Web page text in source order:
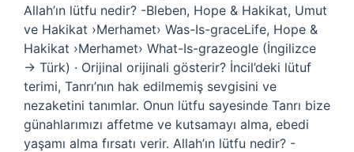
Allah’ın lütfu nedir? -Bleben, Hope & Hakikat, Umut
ve Hakikat ›Merhamet› Was-Is-graceLife, Hope &
Hakikat ›Merhamet› What-Is-grazeogle (İngilizce
→ Türk) · Orijinal orijinali gösterir? İncil’deki lütuf
terimi, Tanrı’nın hak edilmemiş sevgisini ve
nezaketini tanımlar. Onun lütfu sayesinde Tanrı bize
günahlarımızı affetme ve kutsamayı alma, ebedi
yaşamı alma fırsatı verir. Allah’ın lütfu nedir? -